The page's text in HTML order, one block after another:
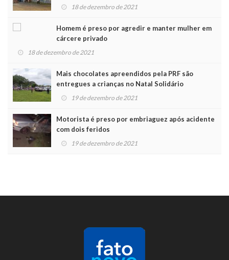
Noel
18 de dezembro de 2021
Homem é preso por agredir e manter mulher em
cárcere privado
18 de dezembro de 2021
Mais chocolates apreendidos pela PRF são
entregues a crianças no Natal Solidário
19 de dezembro de 2021
Motorista é preso por embriaguez após acidente
com dois feridos
19 de dezembro de 2021